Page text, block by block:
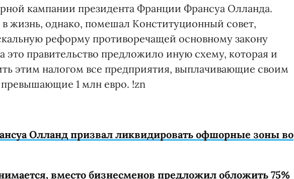
кампании президента Франции Франсуа Олланда.
в жизнь, однако, помешал Конституционный совет,
реформу противоречащей основному закону
это правительство предложило иную схему, которая и
этим налогом все предприятия, выплачивающие своим
1 млн евро. !zn
Олланд призвал ликвидировать офшорные зоны во
вместо бизнесменов предложил обложить 75%